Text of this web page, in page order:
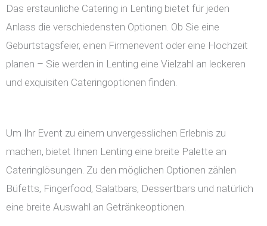
Das erstaunliche Catering in Lenting bietet für jeden
Anlass die verschiedensten Optionen. Ob Sie eine
Geburtstagsfeier, einen Firmenevent oder eine Hochzeit
planen – Sie werden in Lenting eine Vielzahl an leckeren
und exquisiten Cateringoptionen finden.
Um Ihr Event zu einem unvergesslichen Erlebnis zu
machen, bietet Ihnen Lenting eine breite Palette an
Cateringlösungen. Zu den möglichen Optionen zählen
Büfetts, Fingerfood, Salatbars, Dessertbars und natürlich
eine breite Auswahl an Getränkeoptionen.